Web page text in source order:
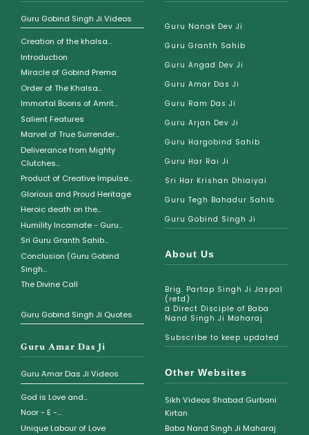
Guru Gobind Singh Ji Videos
Creation of the khalsa...
Introduction
Miracle of Gobind Prema
Order of The Khalsa...
Immortal Boons of Amrit...
Salient Features
Marvel of True Surrender...
Deliverance from Mighty
Clutches...
Product of Creative Impulse...
Glorious and Proud Heritage
Heroic death on the...
Humility Incarnate - Guru...
Sri Guru Granth Sahib...
Conclusion (Guru Gobind
Singh...
The Divine Call
Guru Gobind Singh Ji Quotes
Guru Amar Das Ji
Guru Amar Das Ji Videos
God is Love and...
Noor - E -...
Unique Labour of Love
Guru Nanak Dev Ji
Guru Granth Sahib
Guru Angad Dev Ji
Guru Amar Das Ji
Guru Ram Das Ji
Guru Arjan Dev Ji
Guru Hargobind Sahib
Guru Har Rai Ji
Sri Har Krishan Dhiaiyai
Guru Tegh Bahadur Sahib
Guru Gobind Singh Ji
About Us
Brig. Partap Singh Ji Jaspal
(retd)
a Direct Disciple of Baba
Nand Singh Ji Maharaj
Subscribe to keep updated
Other Websites
Sikh Videos Shabad Gurbani
Kirtan
Baba Nand Singh Ji Maharaj